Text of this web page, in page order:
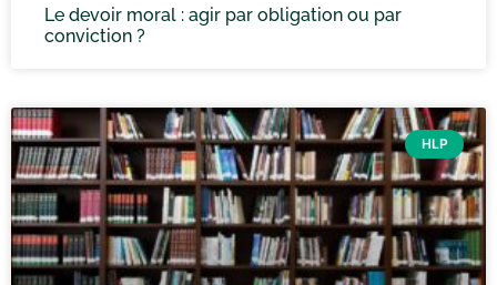
Le devoir moral : agir par obligation ou par
conviction ?
HLP